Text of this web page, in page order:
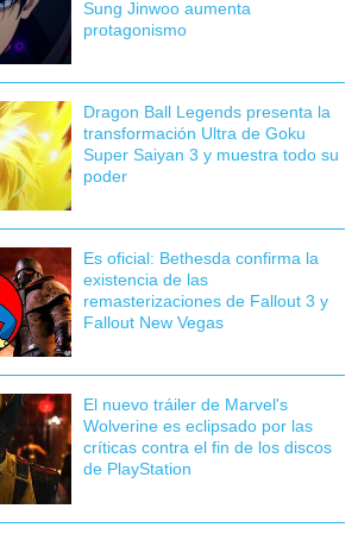
Sung Jinwoo aumenta
protagonismo
Dragon Ball Legends presenta la
transformación Ultra de Goku
Super Saiyan 3 y muestra todo su
poder
Es oficial: Bethesda confirma la
existencia de las
remasterizaciones de Fallout 3 y
Fallout New Vegas
El nuevo tráiler de Marvel's
Wolverine es eclipsado por las
críticas contra el fin de los discos
de PlayStation